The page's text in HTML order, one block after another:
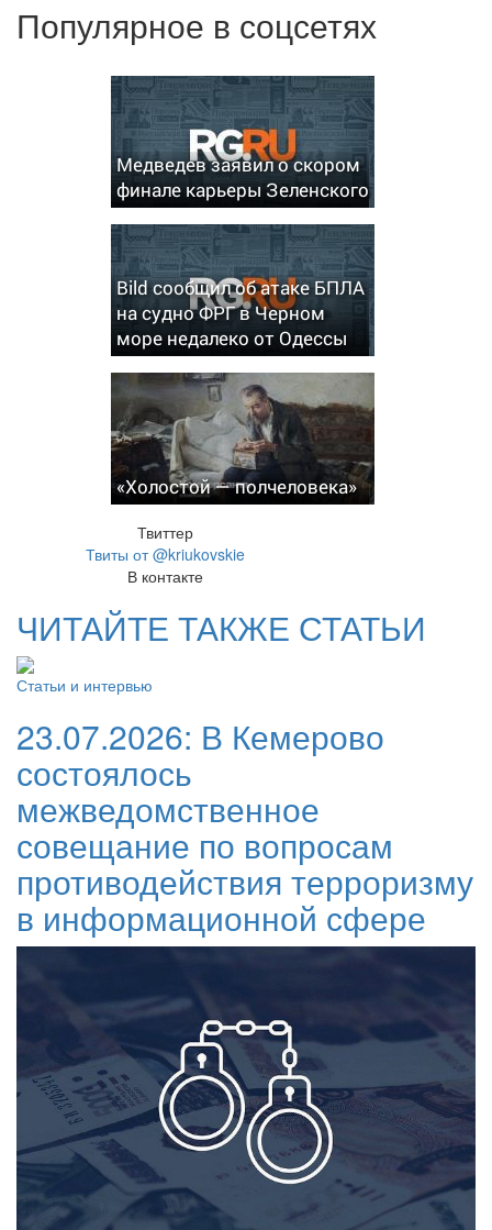
Популярное в соцсетях
Медведев заявил о скором
финале карьеры Зеленского
Bild сообщил об атаке БПЛА
на судно ФРГ в Черном
море недалеко от Одессы
«Холостой — полчеловека»
Твиттер
Твиты от @kriukovskie
В контакте
ЧИТАЙТЕ ТАКЖЕ СТАТЬИ
Статьи и интервью
23.07.2026: В Кемерово
состоялось
межведомственное
совещание по вопросам
противодействия терроризму
в информационной сфере